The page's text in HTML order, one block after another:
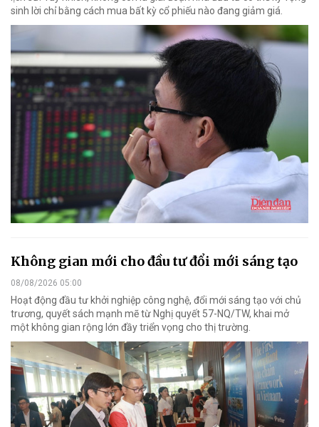
sinh lời chỉ bằng cách mua bất kỳ cổ phiếu nào đang giảm giá.
Không gian mới cho đầu tư đổi mới sáng tạo
08/08/2026 05:00
Hoạt động đầu tư khởi nghiệp công nghệ, đổi mới sáng tạo với chủ
trương, quyết sách mạnh mẽ từ Nghị quyết 57-NQ/TW, khai mở
một không gian rộng lớn đầy triển vọng cho thị trường.